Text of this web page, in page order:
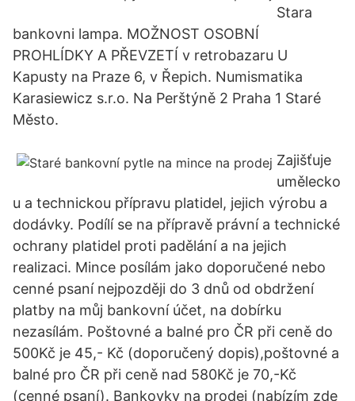
Stara
bankovni lampa. MOŽNOST OSOBNÍ
PROHLÍDKY A PŘEVZETÍ v retrobazaru U
Kapusty na Praze 6, v Řepich. Numismatika
Karasiewicz s.r.o. Na Perštýně 2 Praha 1 Staré
Město.
Zajišťuje
umělecko
u a technickou přípravu platidel, jejich výrobu a
dodávky. Podílí se na přípravě právní a technické
ochrany platidel proti padělání a na jejich
realizaci. Mince posílám jako doporučené nebo
cenné psaní nejpozději do 3 dnů od obdržení
platby na můj bankovní účet, na dobírku
nezasílám. Poštovné a balné pro ČR při ceně do
500Kč je 45,- Kč (doporučený dopis),poštovné a
balné pro ČR při ceně nad 580Kč je 70,-Kč
(cenné psaní). Bankovky na prodej (nabízím zde